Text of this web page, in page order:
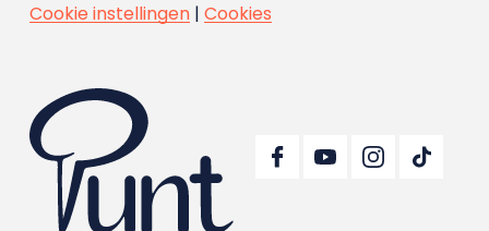
Cookie instellingen| Cookies